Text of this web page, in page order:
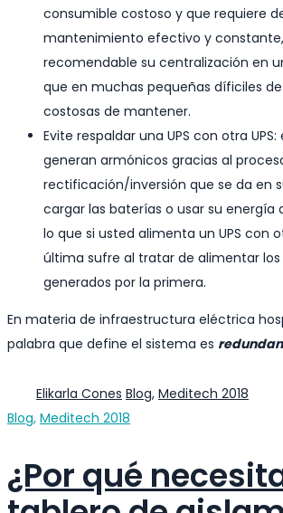
consumible costoso y que requiere
mantenimiento efectivo y
recomendable su centralización en
que en muchas pequeñas díficiles
costosas de mantener.
Evite respaldar una UPS con otra
generan armónicos gracias al
rectificación/inversión que se da en
cargar las baterías o usar su energía
lo que si usted alimenta un UPS con
última sufre al tratar de alimentar
generados por la primera.
En materia de infraestructura eléctrica
palabra que define el sistema es
Elikarla Cones Blog, Meditech 2018
Categories
Blog, Meditech 2018
¿Por qué